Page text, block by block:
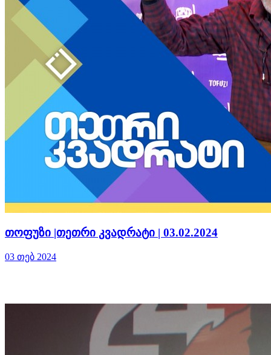
თოფუზი |თეთრი კვადრატი | 03.02.2024
03 თებ 2024